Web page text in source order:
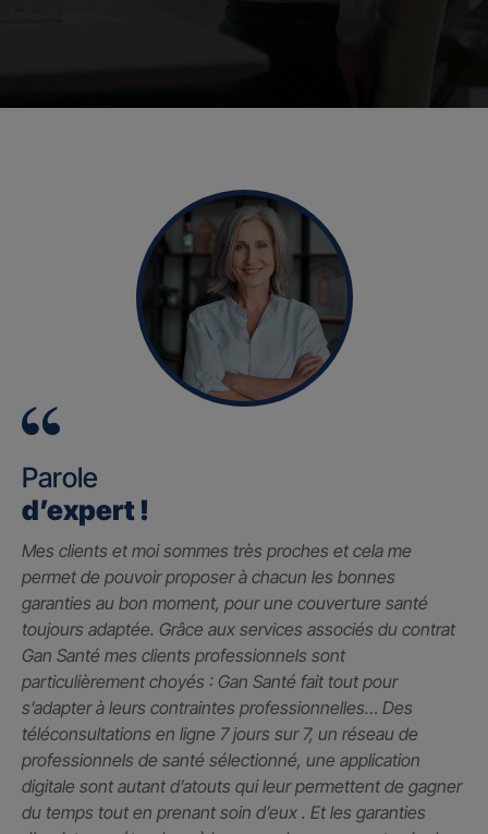
Parole
d’expert !
Mes clients et moi sommes très proches et cela me
permet de pouvoir proposer à chacun les bonnes
garanties au bon moment, pour une couverture santé
toujours adaptée. Grâce aux services associés du contrat
Gan Santé mes clients professionnels sont
particulièrement choyés : Gan Santé fait tout pour
s’adapter à leurs contraintes professionnelles… Des
téléconsultations en ligne 7 jours sur 7, un réseau de
professionnels de santé sélectionné, une application
digitale sont autant d’atouts qui leur permettent de gagner
du temps tout en prenant soin d’eux . Et les garanties